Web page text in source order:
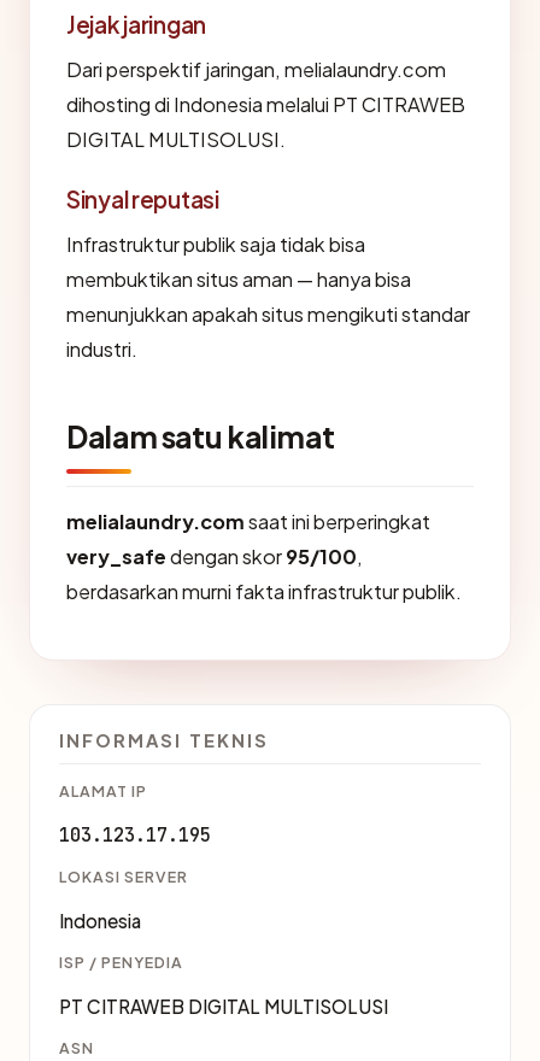
Jejak jaringan
Dari perspektif jaringan, melialaundry.com
dihosting di Indonesia melalui PT CITRAWEB
DIGITAL MULTISOLUSI.
Sinyal reputasi
Infrastruktur publik saja tidak bisa
membuktikan situs aman — hanya bisa
menunjukkan apakah situs mengikuti standar
industri.
Dalam satu kalimat
melialaundry.comsaat ini berperingkat
very_safedengan skor95/100,
berdasarkan murni fakta infrastruktur publik.
INFORMASI TEKNIS
ALAMAT IP
103.123.17.195
LOKASI SERVER
Indonesia
ISP / PENYEDIA
PT CITRAWEB DIGITAL MULTISOLUSI
ASN